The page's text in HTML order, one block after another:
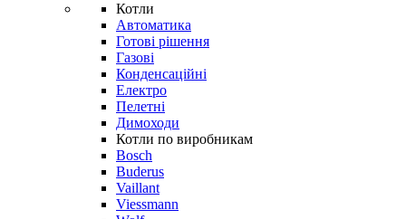
Котли
Автоматика
Готові рішення
Газові
Конденсаційні
Електро
Пелетні
Димоходи
Котли по виробникам
Bosch
Buderus
Vaillant
Viessmann